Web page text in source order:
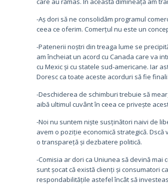
-Aș dori să ne consolidăm programul
ceea ce oferim. Comerțul nu este un
-Patenerii noștri din treaga lume se
am încheiat un acord cu Canada care va
cu Mexic și cu statele sud-americane. Iar
Doresc ca toate aceste acorduri să fie
-Deschiderea de schimburi trebuie să
aibă ultimul cuvânt în ceea ce privește
-Noi nu suntem niște susținători naivi de
avem o poziție economică strategică.
o transpareță și dezbatere politică.
-Comisia ar dori ca Uniunea să devină
sunt șocat că există clienți și consumatori
respondabilitățile astefel încât să